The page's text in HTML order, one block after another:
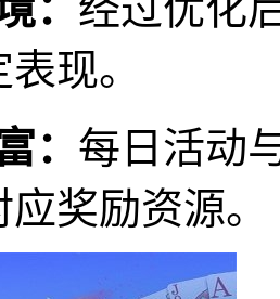
现。
： 每日活动
奖励资源。